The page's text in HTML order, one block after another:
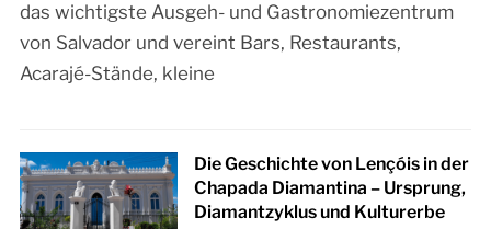
das wichtigste Ausgeh- und Gastronomiezentrum
von Salvador und vereint Bars, Restaurants,
Acarajé-Stände, kleine
Die Geschichte von Lençóis in der
Chapada Diamantina – Ursprung,
Diamantzyklus und Kulturerbe